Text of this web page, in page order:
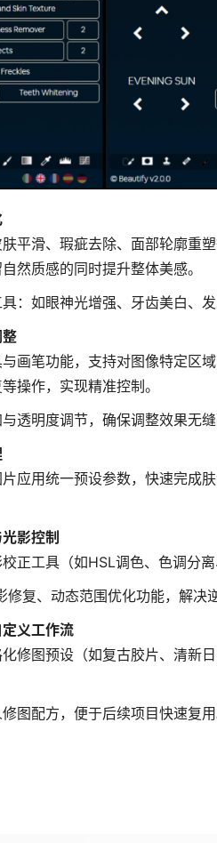
平滑、瑕疵去除、面部轮廓重
然质感的同时提升整体美感。
：如眼神光增强、牙齿美白、
画笔功能，支持对图像特定区
操作，实现精准控制。
透明度调节，确保调整效果无缝
应用统一预设参数，快速完成
影控制
正工具（如HSL调色、色调分
修复、动态范围优化功能，解决
义工作流
修图预设（如复古胶片、清新
图配方，便于后续项目快速复用